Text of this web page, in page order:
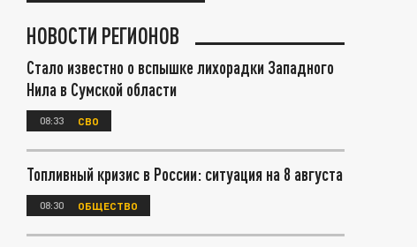
НОВОСТИ РЕГИОНОВ
Стало известно о вспышке лихорадки Западного
Нила в Сумской области
08:33 СВО
Топливный кризис в России: ситуация на 8 августа
08:30 ОБЩЕСТВО